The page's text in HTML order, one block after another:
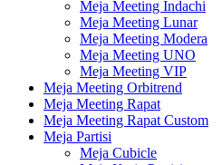
Meja Meeting Indachi
Meja Meeting Lunar
Meja Meeting Modera
Meja Meeting UNO
Meja Meeting VIP
Meja Meeting Orbitrend
Meja Meeting Rapat
Meja Meeting Rapat Custom
Meja Partisi
Meja Cubicle